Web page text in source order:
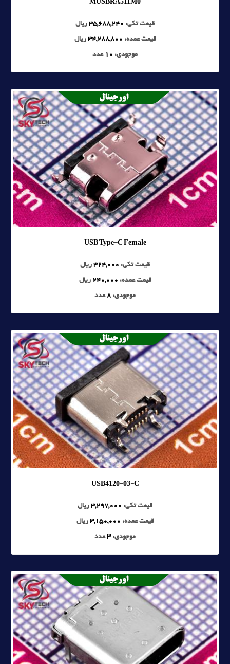
قیمت تکی: 35,688,240 ریال
قیمت عمده: 34,288,800 ریال
موجودی: 10 عدد
USB Type-C Female
قیمت تکی: 324,000 ریال
قیمت عمده: 240,000 ریال
موجودی: 8عدد
USB4120-03-C
قیمت تکی: 3,297,000 ریال
قیمت عمده: 3,150,000 ریال
موجودی:3عدد